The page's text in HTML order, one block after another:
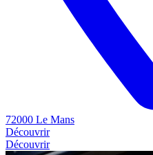
72000 Le Mans
Découvrir
Découvrir